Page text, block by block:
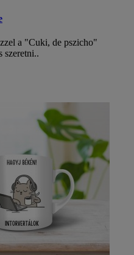
a "Cuki, de pszicho"
szeretni..